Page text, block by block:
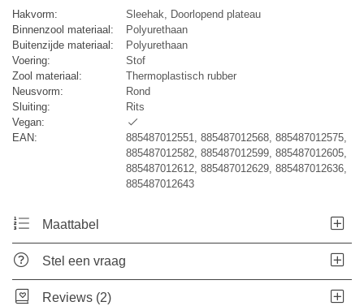
Hakvorm:
Sleehak, Doorlopend plateau
Binnenzool materiaal:
Polyurethaan
Buitenzijde materiaal:
Polyurethaan
Voering:
Stof
Zool materiaal:
Thermoplastisch rubber
Neusvorm:
Rond
Sluiting:
Rits
Vegan:
EAN:
885487012551, 885487012568, 885487012575,
885487012582, 885487012599, 885487012605,
885487012612, 885487012629, 885487012636,
885487012643
Maattabel
Stel een vraag
Reviews (2)